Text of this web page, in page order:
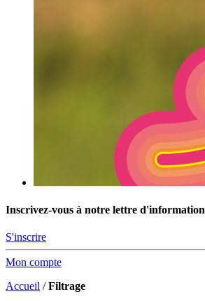
Inscrivez-vous à notre lettre d'information
S'inscrire
Mon compte
Accueil /Filtrage